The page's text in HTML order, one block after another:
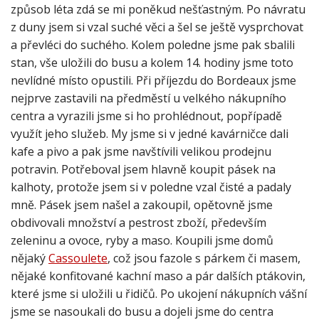
způsob léta zdá se mi poněkud nešťastným. Po návratu
z duny jsem si vzal suché věci a šel se ještě vysprchovat
a převléci do suchého. Kolem poledne jsme pak sbalili
stan, vše uložili do busu a kolem 14. hodiny jsme toto
nevlídné místo opustili. Při příjezdu do Bordeaux jsme
nejprve zastavili na předměstí u velkého nákupního
centra a vyrazili jsme si ho prohlédnout, popřípadě
využít jeho služeb. My jsme si v jedné kavárničce dali
kafe a pivo a pak jsme navštívili velikou prodejnu
potravin. Potřeboval jsem hlavně koupit pásek na
kalhoty, protože jsem si v poledne vzal čisté a padaly
mně. Pásek jsem našel a zakoupil, opětovně jsme
obdivovali množství a pestrost zboží, především
zeleninu a ovoce, ryby a maso. Koupili jsme domů
nějakýCassoulete, což jsou fazole s párkem či masem,
nějaké konfitované kachní maso a pár dalších ptákovin,
které jsme si uložili u řidičů. Po ukojení nákupních vášní
jsme se nasoukali do busu a dojeli jsme do centra